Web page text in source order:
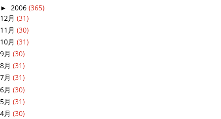
► 2006 (365)
12月 (31)
11月 (30)
10月 (31)
9月 (30)
8月 (31)
7月 (31)
6月 (30)
5月 (31)
4月 (30)